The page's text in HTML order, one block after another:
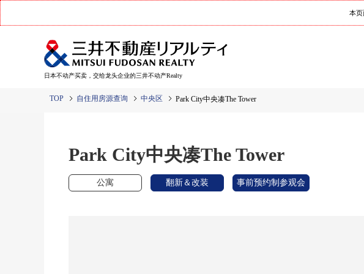
本页
日本不动产买卖，交给龙头企业的三井不动产Realty
TOP 自住用房源查询 中央区 Park City中央凑The Tower
Park City中央凑The Tower
公寓 翻新＆改装 事前预约制参观会